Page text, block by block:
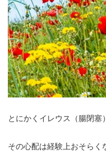
とにかくイレウス（腸閉塞
その心配は経験上おそらく